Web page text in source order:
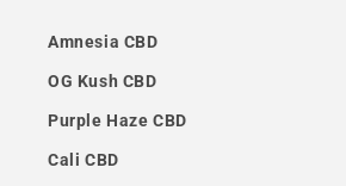
Amnesia CBD
OG Kush CBD
Purple Haze CBD
Cali CBD